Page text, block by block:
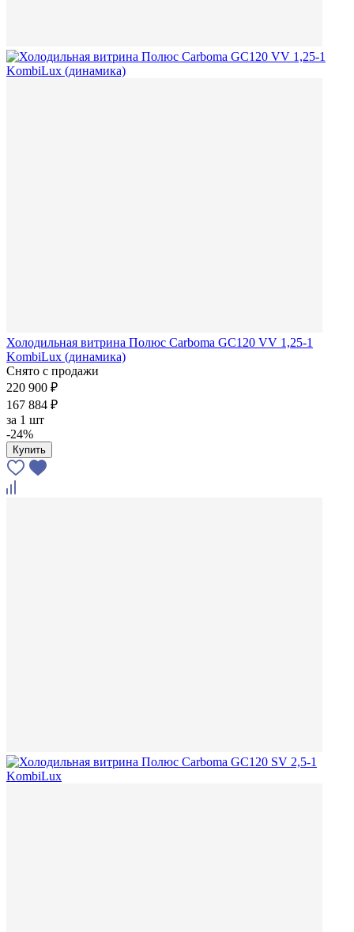
Холодильная витрина Полюс Carboma GC120 VV 1,25-1
KombiLux (динамика)
Снято с продажи
220 900 ₽
167 884 ₽
за 1 шт
-24%
Купить